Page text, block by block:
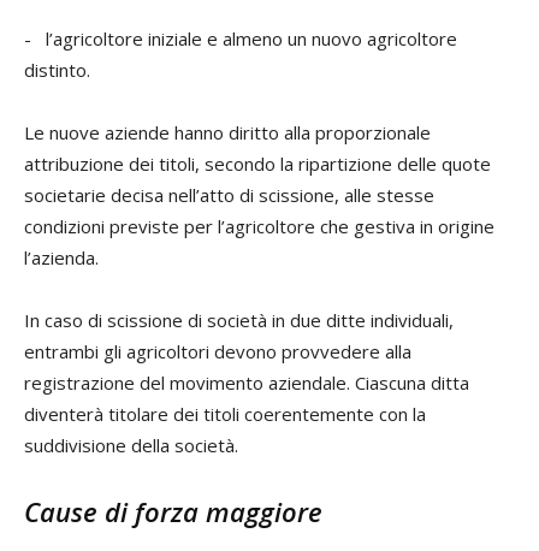
- l’agricoltore iniziale e almeno un nuovo agricoltore
distinto.
Le nuove aziende hanno diritto alla proporzionale
attribuzione dei titoli, secondo la ripartizione delle quote
societarie decisa nell’atto di scissione, alle stesse
condizioni previste per l’agricoltore che gestiva in origine
l’azienda.
In caso di scissione di società in due ditte individuali,
entrambi gli agricoltori devono provvedere alla
registrazione del movimento aziendale. Ciascuna ditta
diventerà titolare dei titoli coerentemente con la
suddivisione della società.
Cause di forza maggiore